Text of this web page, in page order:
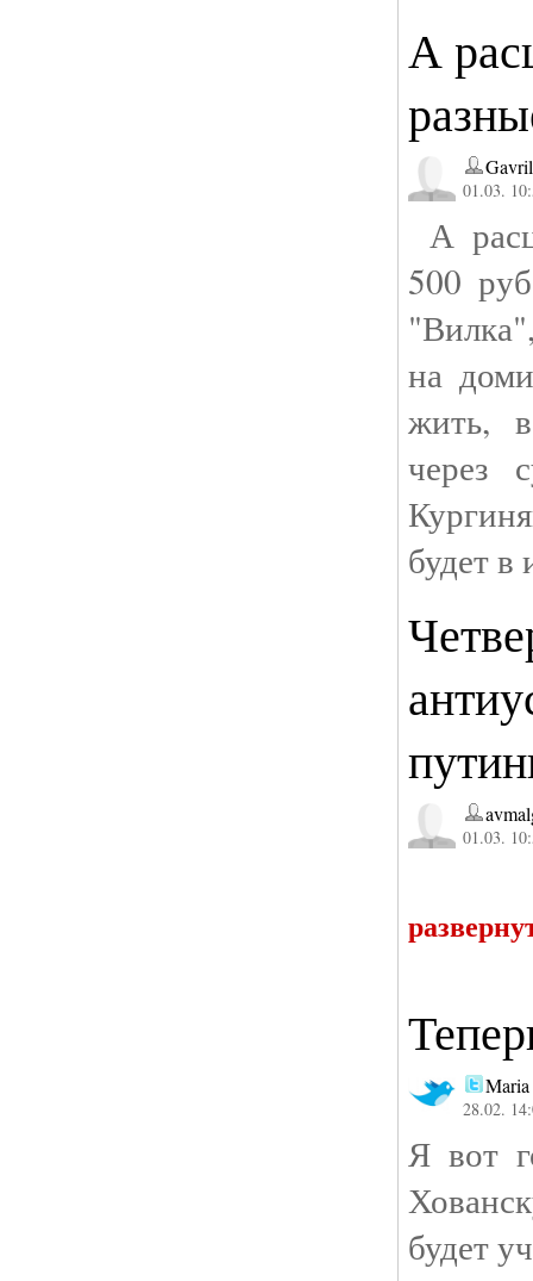
А
01.03.
А
500
на
жить,
через
будет
01.03.
28.02.
Я вот
будет